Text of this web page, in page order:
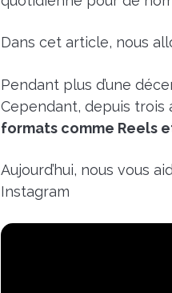
Dans cet article, nous
Pendant plus d’une
Cependant, depuis trois
formats comme Reels
Aujourd’hui, nous vous
Instagram